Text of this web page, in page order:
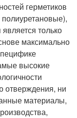
герметиков
только
максимально
высокие
отверждения, ни
материалы,